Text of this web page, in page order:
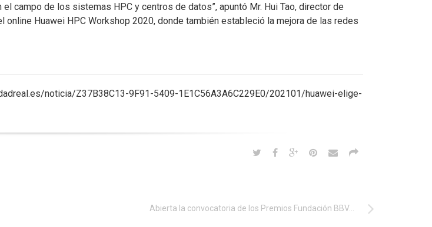
campo de los sistemas HPC y centros de datos”, apuntó Mr. Hui Tao, director de
Huawei HPC Workshop 2020, donde también estableció la mejora de las redes
noticia/Z37B38C13-9F91-5409-1E1C56A3A6C229E0/202101/huawei-elige-
Abierta la convocatoria de los Premios Fundación BBVA Fronteras del Conocimiento, dotados con 400.000€ en cada categoría